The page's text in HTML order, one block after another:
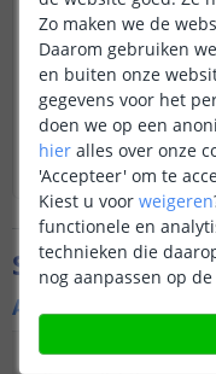
(3
IN
Specificaties
Algemene
Type
Zo maken we de
Daarom gebruiken
en buiten onze
gegevens voor het
doen we op een
hier alles over onze
'Accepteer' om te
Kiest u voor weigeren
functionele en
technieken die
nog aanpassen op